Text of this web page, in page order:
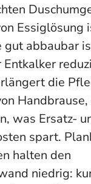
Essiglösung
gut abbaubar
Entkalker
die
was Ersatz-
spart.
halten den
niedrig: